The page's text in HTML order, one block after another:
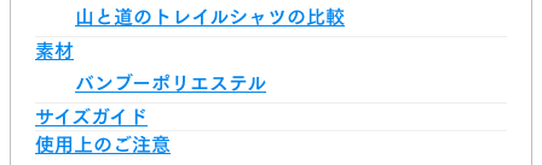
山と道のトレイルシャツの比較
素材
バンブーポリエステル
サイズガイド
使用上のご注意